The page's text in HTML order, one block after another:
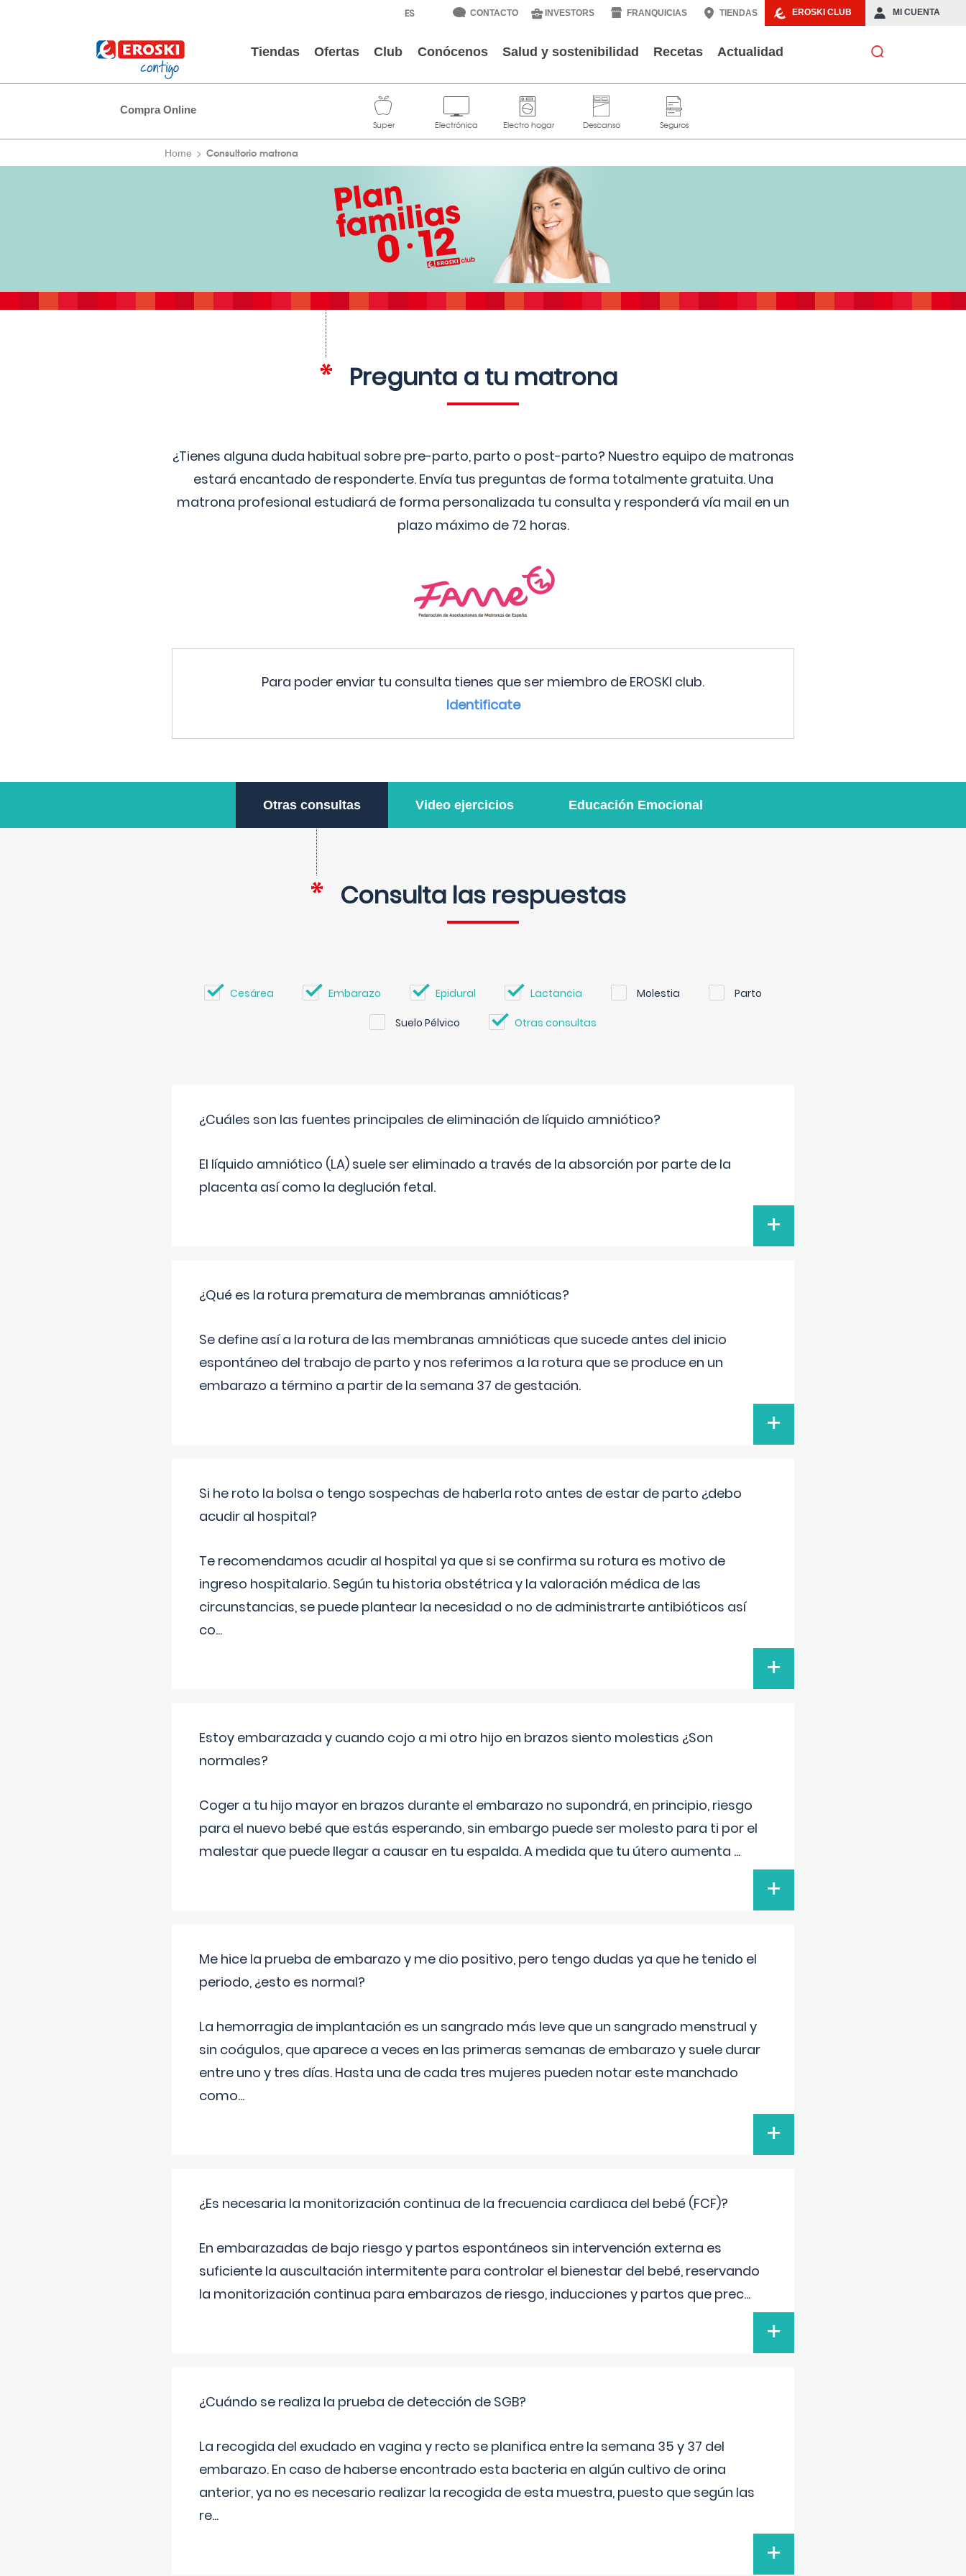
EROSKI CLUB MI CUENTA
CONTACTO INVESTORS FRANQUICIAS TIENDAS
Tiendas Ofertas Club Conócenos Salud y sostenibilidad Recetas Actualidad
Compra Online
Home Consultorio matrona
Pregunta a tu matrona
¿Tienes alguna duda habitual sobre pre-parto, parto o post-parto? Nuestro equipo de matronas
estará encantado de responderte. Envía tus preguntas de forma totalmente gratuita. Una
matrona profesional estudiará de forma personalizada tu consulta y responderá vía mail en un
plazo máximo de 72 horas.
Para poder enviar tu consulta tienes que ser miembro de EROSKI club.
Identificate
Otras consultas Video ejercicios Educación Emocional
Consulta las respuestas
Cesárea Embarazo Epidural Lactancia Molestia Parto
Suelo Pélvico Otras consultas
¿Cuáles son las fuentes principales de eliminación de líquido amniótico?
El líquido amniótico (LA) suele ser eliminado a través de la absorción por parte de la
placenta así como la deglución fetal.
+
¿Qué es la rotura prematura de membranas amnióticas?
Se define así a la rotura de las membranas amnióticas que sucede antes del inicio
espontáneo del trabajo de parto y nos referimos a la rotura que se produce en un
embarazo a término a partir de la semana 37 de gestación.
+
Si he roto la bolsa o tengo sospechas de haberla roto antes de estar de parto ¿debo
acudir al hospital?
Te recomendamos acudir al hospital ya que si se confirma su rotura es motivo de
ingreso hospitalario. Según tu historia obstétrica y la valoración médica de las
circunstancias, se puede plantear la necesidad o no de administrarte antibióticos así
co...
+
Estoy embarazada y cuando cojo a mi otro hijo en brazos siento molestias ¿Son
normales?
Coger a tu hijo mayor en brazos durante el embarazo no supondrá, en principio, riesgo
para el nuevo bebé que estás esperando, sin embargo puede ser molesto para ti por el
malestar que puede llegar a causar en tu espalda. A medida que tu útero aumenta ...
+
Me hice la prueba de embarazo y me dio positivo, pero tengo dudas ya que he tenido el
periodo, ¿esto es normal?
La hemorragia de implantación es un sangrado más leve que un sangrado menstrual y
sin coágulos, que aparece a veces en las primeras semanas de embarazo y suele durar
entre uno y tres días. Hasta una de cada tres mujeres pueden notar este manchado
como...
+
¿Es necesaria la monitorización continua de la frecuencia cardiaca del bebé (FCF)?
En embarazadas de bajo riesgo y partos espontáneos sin intervención externa es
suficiente la auscultación intermitente para controlar el bienestar del bebé, reservando
la monitorización continua para embarazos de riesgo, inducciones y partos que prec...
+
¿Cuándo se realiza la prueba de detección de SGB?
La recogida del exudado en vagina y recto se planifica entre la semana 35 y 37 del
embarazo. En caso de haberse encontrado esta bacteria en algún cultivo de orina
anterior, ya no es necesario realizar la recogida de esta muestra, puesto que según las
re...
+